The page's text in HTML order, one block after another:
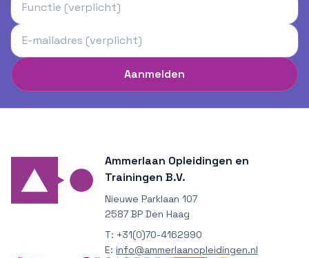
Aanmelden
Ammerlaan Opleidingen en
Trainingen B.V.
Nieuwe Parklaan 107
2587 BP Den Haag
T: +31(0)70-4162990
E: info@ammerlaanopleidingen.nl